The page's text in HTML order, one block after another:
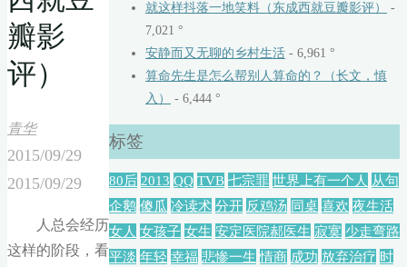
瓣影
评）
青华
2015/09/29
2015/09/29
人总会经历
这样的阶段，看
就这样抖落一地笑料（东成西就豆瓣影评）
-
7,021 °
安静而又无聊的乡村生活 - 6,961 °
算命先生是怎么帮别人算命的？（长文，慎
入）
- 6,444 °
标签
80后 2013 QQ TVB 七宗罪 世界上有一个人 从句
企鹅 傻瓜 冷读术 分开 反鸡汤 同桌 喜欢 夜生活
女人 女孩子 女生 安定医院郝医生 寂寞 少走弯路
平淡 年轻 幸福 悲惨一生 情商 成功 放弃治疗 时